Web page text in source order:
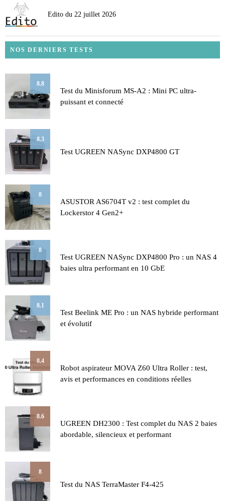
Edito du 22 juillet 2026
NOS DERNIERS TESTS
8.8
Test du Minisforum MS-A2 : Mini PC ultra-
puissant et connecté
8.3
Test UGREEN NASync DXP4800 GT
8
ASUSTOR AS6704T v2 : test complet du
Lockerstor 4 Gen2+
8
Test UGREEN NASync DXP4800 Pro : un NAS 4
baies ultra performant en 10 GbE
8.1
Test Beelink ME Pro : un NAS hybride performant
et évolutif
8.4
Robot aspirateur MOVA Z60 Ultra Roller : test,
avis et performances en conditions réelles
8.6
UGREEN DH2300 : Test complet du NAS 2 baies
abordable, silencieux et performant
8
Test du NAS TerraMaster F4-425